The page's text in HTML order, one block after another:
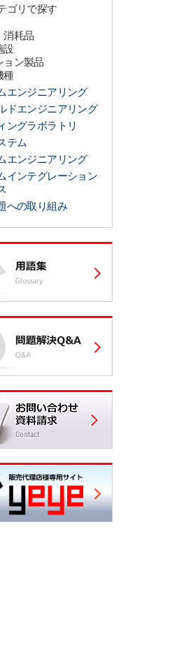
ゴリで探す
消耗品
設
ョン製品
種
エンジニアリング
ドエンジニアリング
ングラボラトリ
テム
エンジニアリング
インテグレーション
への取り組み